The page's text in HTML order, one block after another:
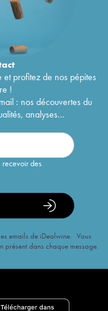
profitez de nos pépites
!
: nos découvertes du
analyses...
recevoir des
emails de iDealwine. Vous
présent dans chaque message.